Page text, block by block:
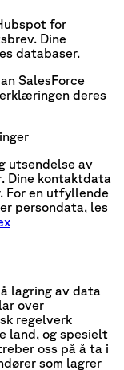
for
Dine
databaser.
SalesForce
deres
utsendelse av
Dine kontaktdata
For en utfyllende
persondata, les
lagring av data
over
regelverk
land, og spesielt
oss på å ta i
som lagrer